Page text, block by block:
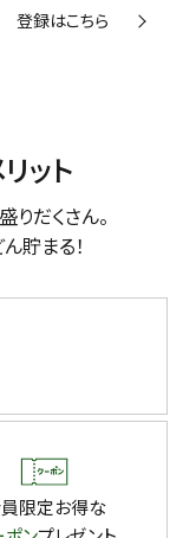
登録はこちら
ット
だくさん。
貯まる！
限定お得な